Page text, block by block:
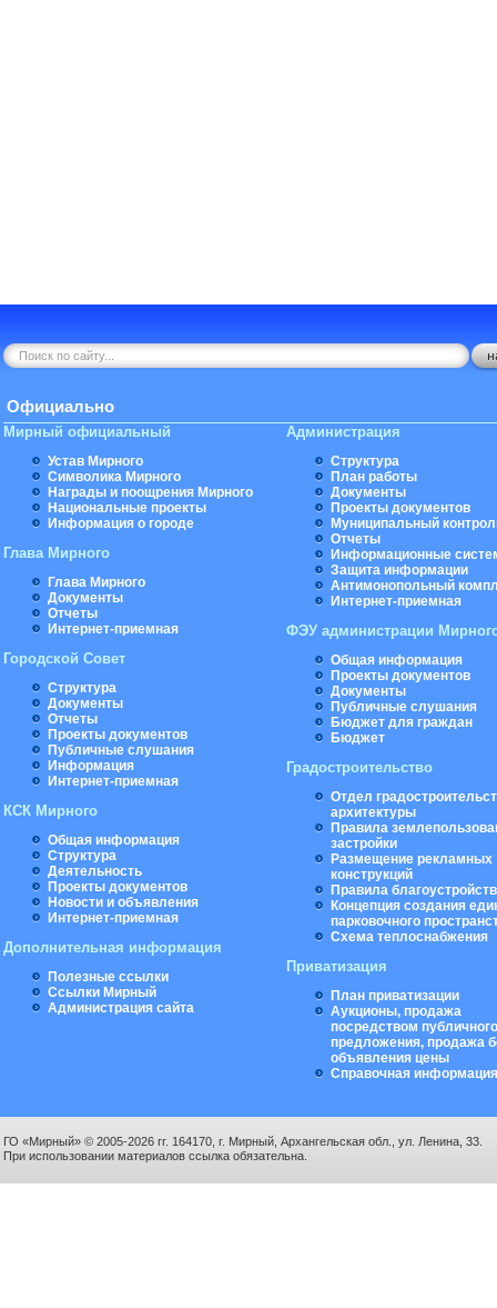
Официально
Мирный официальный
Устав Мирного
Символика Мирного
Награды и поощрения Мирного
Национальные проекты
Информация о городе
Глава Мирного
Глава Мирного
Документы
Отчеты
Интернет-приемная
Городской Совет
Структура
Документы
Отчеты
Проекты документов
Публичные слушания
Информация
Интернет-приемная
КСК Мирного
Общая информация
Структура
Деятельность
Проекты документов
Новости и объявления
Интернет-приемная
Дополнительная информация
Полезные ссылки
Ссылки Мирный
Администрация сайта
Администрация
Структура
План работы
Документы
Проекты документов
Муниципальный
Отчеты
Информационные
Защита информации
Антимонопольный
Интернет-приемная
ФЭУ администрации
Общая информация
Проекты документов
Документы
Публичные слушания
Бюджет для граждан
Бюджет
Градостроительство
Отдел
архитектуры
Правила
застройки
Размещение рекламных
конструкций
Правила
Концепция создания
парковочного
Схема теплоснабжения
Приватизация
План приватизации
Аукционы, продажа
посредством публичного
предложения, продажа
объявления цены
Справочная информация
ГО «Мирный» © 2005-2026 гг. 164170, г. Мирный, Архангельская обл., ул. Ленина, 33.
При использовании материалов ссылка обязательна.